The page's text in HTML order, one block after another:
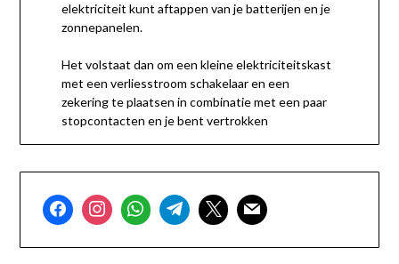
elektriciteit kunt aftappen van je batterijen en je
zonnepanelen.
Het volstaat dan om een kleine elektriciteitskast
met een verliesstroom schakelaar en een
zekering te plaatsen in combinatie met een paar
stopcontacten en je bent vertrokken